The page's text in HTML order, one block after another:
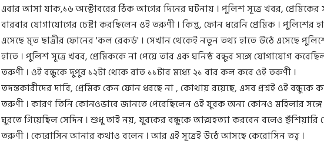
এবার আসা যাক,১৬ অক্টোবরের ঠিক আগের দিনের ঘটনায় । পুলিশ সূত্রে খবর, প্রেমিকের
বারবার যোগাযোগের চেষ্টা করছিলেন ওই তরুণী । কিন্তু, ফোন ধরেনি প্রেমিক । পুলিশের
এসেছে মৃত ছাত্রীর ফোনের 'কল রেকর্ড' । সেখান থেকেই নতুন তথ্য হাতে উঠে এসেছে
হাতে । পুলিশ সূত্রে খবর, প্রেমিককে না পেয়ে তার এক ঘনিষ্ঠ বন্ধুর সঙ্গে যোগাযোগ
তরুণী । ওই বন্ধুকে দুপুর ১২টা থেকে রাত ১১টার মধ্যে ২১ বার কল করে ওই তরুণী ।
তদন্তকারীদের দাবি, প্রেমিক কেন ফোন ধরছে না , কোথায় রয়েছে, এসব প্রশ্নই ওই বন্ধুকে
তরুণী । কারণ তিনি কোনওভাবে জানতে পেরেছিলেন ওই যুবক অন্য কোনও মহিলার সঙ্গে
ঘুরতে গিয়েছিল সেদিন । শুধু তাই নয়, যুবকের বন্ধুকে আত্মহত্যা করবেন বলেও হুঁশিয়ারি
তরুণী । কেরোসিন আনার কথাও বলেন । আর এই সূত্রেই উঠে আসছে কেরোসিন তত্ত্ব ।